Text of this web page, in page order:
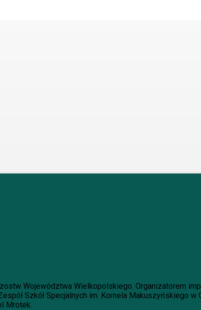
Województwa Wielkopolskiego. Organizatorem
Szkół Specjalnych im. Kornela Makuszyńskiego w
Mrotek.